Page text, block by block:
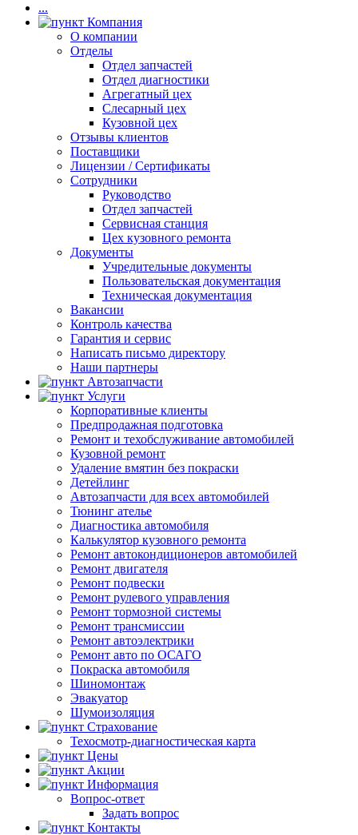
...
Компания
О компании
Отделы
Отдел запчастей
Отдел диагностики
Агрегатный цех
Слесарный цех
Кузовной цех
Отзывы клиентов
Поставщики
Лицензии / Сертификаты
Сотрудники
Руководство
Отдел запчастей
Сервисная станция
Цех кузовного ремонта
Документы
Учредительные документы
Пользовательская документация
Техническая документация
Вакансии
Контроль качества
Гарантия и сервис
Написать письмо директору
Наши партнеры
Автозапчасти
Услуги
Корпоративные клиенты
Предпродажная подготовка
Ремонт и техобслуживание автомобилей
Кузовной ремонт
Удаление вмятин без покраски
Детейлинг
Автозапчасти для всех автомобилей
Тюнинг ателье
Диагностика автомобиля
Калькулятор кузовного ремонта
Ремонт автокондиционеров автомобилей
Ремонт двигателя
Ремонт подвески
Ремонт рулевого управления
Ремонт тормозной системы
Ремонт трансмиссии
Ремонт автоэлектрики
Ремонт авто по ОСАГО
Покраска автомобиля
Шиномонтаж
Эвакуатор
Шумоизоляция
Страхование
Техосмотр-диагностическая карта
Цены
Акции
Информация
Вопрос-ответ
Задать вопрос
Контакты